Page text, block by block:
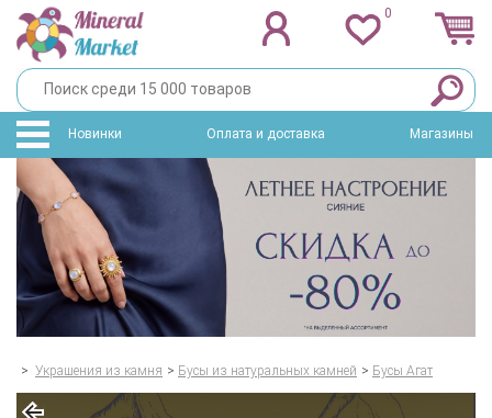
0
Новинки Оплата и доставка Магазины
> Украшения из камня > Бусы из натуральных камней > Бусы Агат